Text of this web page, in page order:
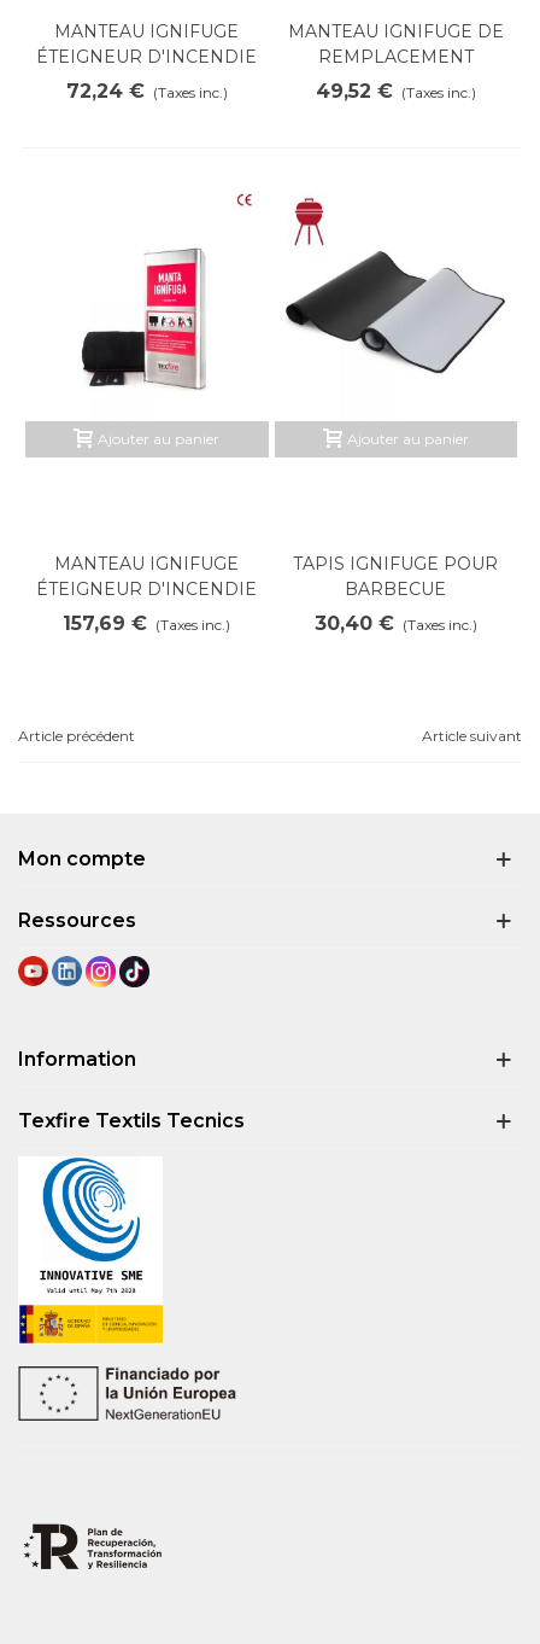
MANTEAU IGNIFUGE
ÉTEIGNEUR D'INCENDIE
BAG
72,24 € (Taxes inc.)
MANTEAU IGNIFUGE DE
REMPLACEMENT
49,52 € (Taxes inc.)
Ajouter au panier
MANTEAU IGNIFUGE
ÉTEIGNEUR D'INCENDIE
INOX
157,69 € (Taxes inc.)
Ajouter au panier
TAPIS IGNIFUGE POUR
BARBECUE
30,40 € (Taxes inc.)
Article précédent Article suivant
Mon compte
Ressources
Information
Texfire Textils Tecnics